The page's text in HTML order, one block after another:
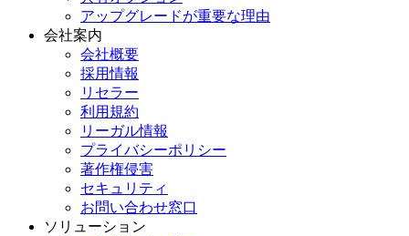
アップグレードが重要な理由
会社案内
会社概要
採用情報
リセラー
利用規約
リーガル情報
プライバシーポリシー
著作権侵害
セキュリティ
お問い合わせ窓口
ソリューション